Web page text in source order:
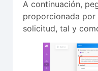
A continuación,
proporcionada
solicitud, tal y